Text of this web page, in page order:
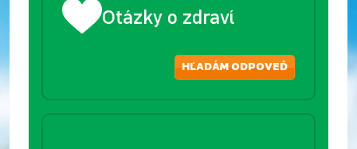
Otázky o zdraví
HĽADÁM ODPOVEĎ